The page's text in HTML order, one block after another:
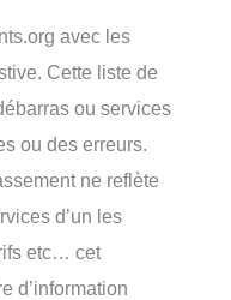
avec les
Cette liste de
ou services
ou des erreurs.
ne reflète
d’un les
etc… cet
d’information